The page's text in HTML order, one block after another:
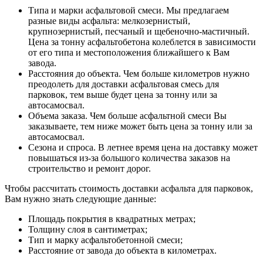
Типа и марки асфальтовой смеси. Мы предлагаем
разные виды асфальта: мелкозернистый,
крупнозернистый, песчаный и щебеночно-мастичный.
Цена за тонну асфальтобетона колеблется в зависимости
от его типа и местоположения ближайшего к Вам
завода.
Расстояния до объекта. Чем больше километров нужно
преодолеть для доставки асфальтовая смесь для
парковок, тем выше будет цена за тонну или за
автосамосвал.
Объема заказа. Чем больше асфальтной смеси Вы
заказываете, тем ниже может быть цена за тонну или за
автосамосвал.
Сезона и спроса. В летнее время цена на доставку может
повышаться из-за большого количества заказов на
строительство и ремонт дорог.
Чтобы рассчитать стоимость доставки асфальта для парковок,
Вам нужно знать следующие данные:
Площадь покрытия в квадратных метрах;
Толщину слоя в сантиметрах;
Тип и марку асфальтобетонной смеси;
Расстояние от завода до объекта в километрах.